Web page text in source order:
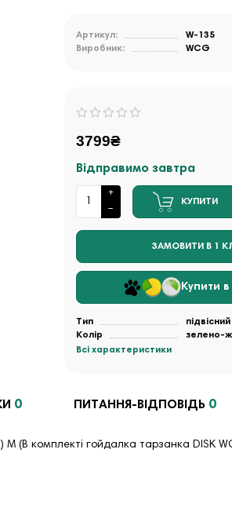
Артикул:
W-135
Виробник:
WCG
3799₴
Відправимо завтра
КУПИТИ
ЗАМОВИТИ В 1
Купити
Тип
підвісний
Колір
зелено-
Всі характеристики
0 ПИТАННЯ-ВІДПОВІДЬ 0
(В комплекті гойдалка тарзанка DISK